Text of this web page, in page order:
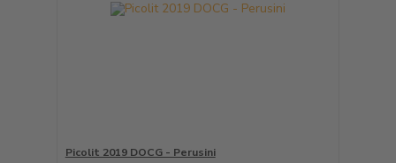
Picolit 2019 DOCG - Perusini